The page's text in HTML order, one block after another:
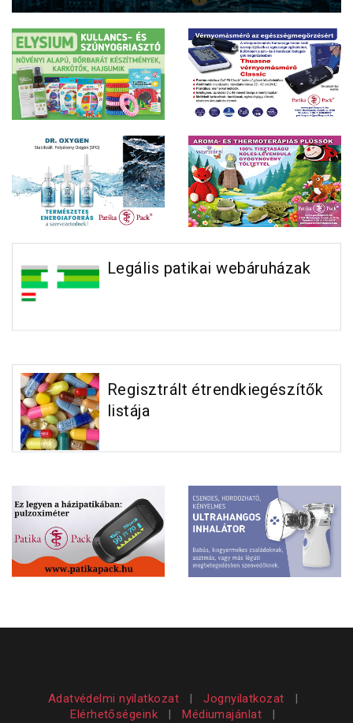
Legális patikai webáruházak
Regisztrált étrendkiegészítők
listája
Adatvédelmi nyilatkozat |Jognyilatkozat |
Elérhetőségeink |Médiumajánlat |